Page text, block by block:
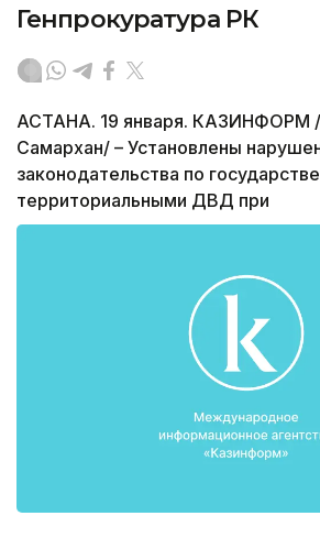
Генпрокуратура РК
АСТАНА. 19 января. КАЗИНФОРМ
Самархан/ – Установлены
законодательства по
территориальными ДВД при